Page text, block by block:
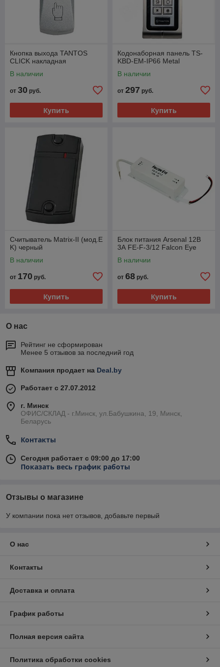
Кнопка выхода TANTOS
CLICK накладная
В наличии
от 30 руб.
Купить
Кодонаборная панель TS-
KBD-EM-IP66 Metal
В наличии
от 297 руб.
Купить
Считыватель Matrix-II (мод.E
K) черный
В наличии
от 170 руб.
Купить
Блок питания Arsenal 12В
3А FE-F-3/12 Falcon Eye
В наличии
от 68 руб.
Купить
О нас
Рейтинг не сформирован
Менее 5 отзывов за последний год
Компания продает на Deal.by
Работает с 27.07.2012
г. Минск
ОФИС/СКЛАД - г.Минск, ул.Бабушкина, 19, Минск,
Беларусь
Контакты
Сегодня работает с 09:00 до 17:00
Показать весь график работы
Отзывы о магазине
У компании пока нет отзывов, добавьте первый
О нас
Контакты
Доставка и оплата
График работы
Полная версия сайта
Политика обработки cookies